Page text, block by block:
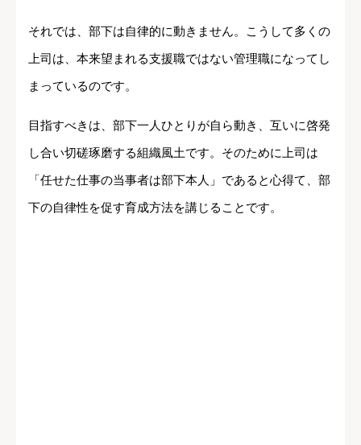
それでは、部下は自律的に動きません。こうして多くの
上司は、本来望まれる支援職ではない管理職になってし
まっているのです。
目指すべきは、部下一人ひとりが自ら動き、互いに啓発
し合い切磋琢磨する組織風土です。そのために上司は
「任せた仕事の当事者は部下本人」であると心得て、部
下の自律性を促す育成方法を講じることです。